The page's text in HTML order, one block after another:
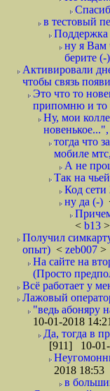
в тестовый
ну я Вам
берите (-)
Активировали
чтобы связь
Это что то
припомню и то
Ну, мои
тогда что
мобиле
А не
Так на
Код сети
ну да (-)
< b13
Получил
опыт) < zeb007 >
На сайте на
(Просто
Всё работает у
Лажовый
"ведь абоняру
10-01-2018 14:21
Да, тогда в
[911] 10-
2018 18:53
в